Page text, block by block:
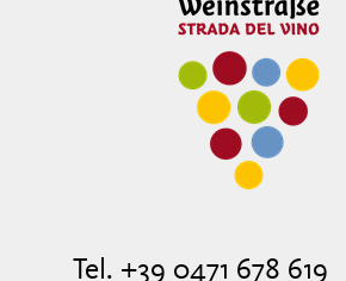
Tel. +39 0471 678 619